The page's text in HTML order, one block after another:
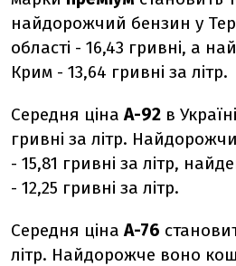
найдорожчий бензин у
області - 16,43 гривні, а
Крим - 13,64 гривні за літр.
Середня цінаА-92 в
гривні за літр.
- 15,81 гривні за літр,
- 12,25 гривні за літр.
Середня цінаА-76
літр. Найдорожче воно